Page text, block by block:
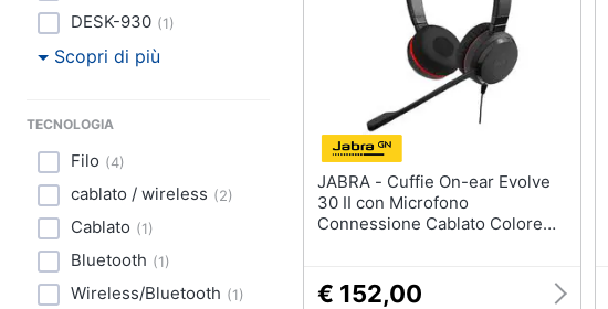
DESK-930 (1)
Scopri di più
TECNOLOGIA
Filo (4)
cablato / wireless (2)
Cablato (1)
Bluetooth (1)
Wireless/Bluetooth (1)
JABRA - Cuffie On-ear Evolve
30 II con Microfono
Connessione Cablato Colore
€ 152,00